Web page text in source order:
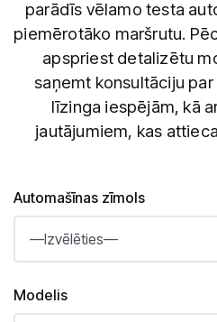
Serviss un apkope
Virsbūvju remonta centrs
AUTOBRAVA Motors
Uzņēmumiem
Saloni
CUPRA Garage un XPENG
Krasta ielā 42
parādīs vēlamo testa
piemērotāko maršrutu.
apspriest detalizētu
saņemt konsultāciju
līzinga iespējām, kā
jautājumiem, kas
Automašīnas zīmols
Modelis